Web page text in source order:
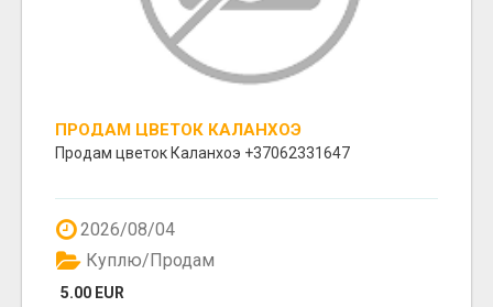
ПРОДАМ ЦВЕТОК КАЛАНХОЭ
Продам цветок Каланхоэ +37062331647
2026/08/04
5.00 EUR
Куплю/Продам